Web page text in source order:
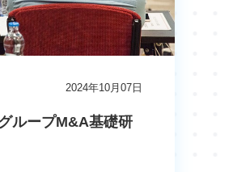
2024年10月07日
ループM&A基礎研